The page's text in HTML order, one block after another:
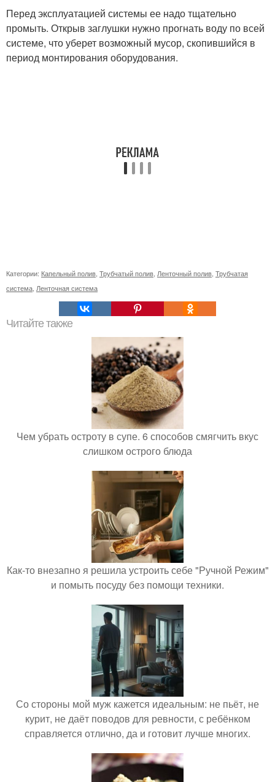
Перед эксплуатацией системы ее надо тщательно
промыть. Открыв заглушки нужно прогнать воду по всей
системе, что уберет возможный мусор, скопившийся в
период монтирования оборудования.
Категории: Капельный полив Трубчатый полив Ленточный полив Трубчатая
система Ленточная система
Читайте также
Чем убрать остроту в супе. 6 способов смягчить вкус
слишком острого блюда
Как-то внезапно я решила устроить себе "Ручной Режим"
и помыть посуду без помощи техники.
Со стороны мой муж кажется идеальным: не пьёт, не
курит, не даёт поводов для ревности, с ребёнком
справляется отлично, да и готовит лучше многих.